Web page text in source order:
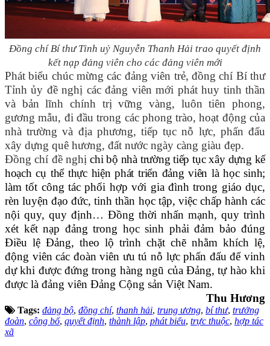
Đồng chí Bí thư Tỉnh uỷ Nguyễn Thanh Hải trao quyết định
kết nạp đảng viên cho các đảng viên mới
Phát biểu chúc mừng các đảng viên trẻ, đồng chí Bí thư
Tỉnh ủy đề nghị các đảng viên mới phát huy tinh thần
và bản lĩnh chính trị vững vàng, luôn tiên phong,
gương mẫu, đi đầu trong các phong trào, hoạt động của
nhà trường và địa phương, tiếp tục nỗ lực, phấn đấu
xây dựng quê hương, đất nước ngày càng giàu đẹp.
Đồng chí đề nghịchi bộ nhà trường tiếp tục xây dựng kế
hoạch cụ thể thực hiện phát triển đảng viên là học sinh;
làm tốt công tác phối hợp với gia đình trong giáo dục,
rèn luyện đạo đức, tinh thần học tập, việc chấp hành các
nội quy, quy định… Đồng thời nhấn mạnh, quy trình
xét kết nạp đảng trong học sinh phải đảm bảo đúng
Điều lệ Đảng, theo lộ trình chặt chẽ nhằm khích lệ,
động viên các đoàn viên ưu tú nỗ lực phấn đấu để vinh
dự khi được đứng trong hàng ngũ của Đảng, tự hào khi
được là đảng viên Đảng Cộng sản Việt Nam.
Thu Hương
Tags: đảng bộ, đồng chí, thanh hải, trung ương, bí thư, trưởng
đoàn, công bố, quyết định, thành lập, phát biểu, trực thuộc, hợp tác
xã